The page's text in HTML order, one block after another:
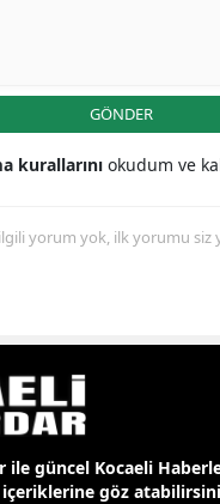
GÖNDER
kurallarını okudum ve
yorum yok, ilk yorumu siz
ile güncel Kocaeli
içeriklerine göz